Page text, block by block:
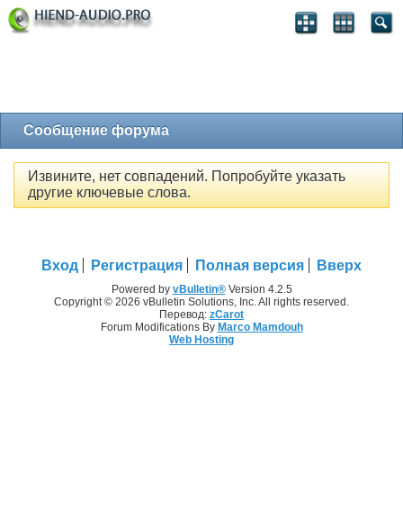
Сообщение форума
Извините, нет совпадений. Попробуйте указать
другие ключевые слова.
Вход Регистрация Полная версия Вверх
Powered by vBulletin®Version 4.2.5
Copyright © 2026 vBulletin Solutions, Inc. All rights reserved.
Перевод: zCarot
Forum Modifications By Marco Mamdouh
Web Hosting